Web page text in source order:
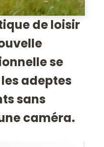
de loisir
se
adeptes
sans
caméra.